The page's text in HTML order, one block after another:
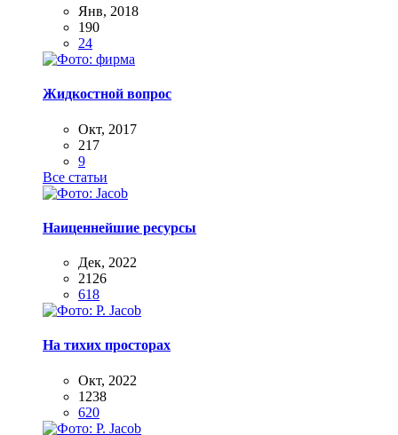
Янв, 2018
190
24
Жидкостной вопрос
Окт, 2017
217
9
Все статьи
Наиценнейшие ресурсы
Дек, 2022
2126
618
На тихих просторах
Окт, 2022
1238
620